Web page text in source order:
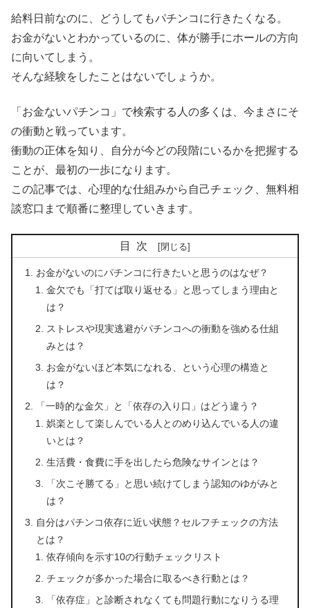
給料日前なのに、どうしてもパチンコに行きたくなる。
お金がないとわかっているのに、体が勝手にホールの方向
に向いてしまう。
そんな経験をしたことはないでしょうか。
「お金ないパチンコ」で検索する人の多くは、今まさにそ
の衝動と戦っています。
衝動の正体を知り、自分が今どの段階にいるかを把握する
ことが、最初の一歩になります。
この記事では、心理的な仕組みから自己チェック、無料相
談窓口まで順番に整理していきます。
目次
お金がないのにパチンコに行きたいと思うのはなぜ？
金欠でも「打てば取り返せる」と思ってしまう理由と
は？
ストレスや現実逃避がパチンコへの衝動を強める仕組
みとは？
お金がないほど本気になれる、という心理の構造と
は？
「一時的な金欠」と「依存の入り口」はどう違う？
娯楽として楽しんでいる人とのめり込んでいる人の違
いとは？
生活費・食費に手を出したら危険なサインとは？
「次こそ勝てる」と思い続けてしまう認知のゆがみと
は？
自分はパチンコ依存に近い状態？セルフチェックの方法
とは？
依存傾向を示す10の行動チェックリスト
チェックが多かった場合に取るべき行動とは？
「依存症」と診断されなくても問題行動になりうる理